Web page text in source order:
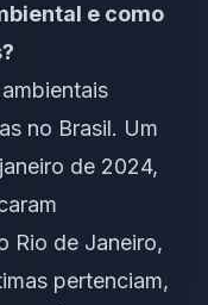
e como
no Brasil. Um
de 2024,
Rio de Janeiro,
pertenciam,